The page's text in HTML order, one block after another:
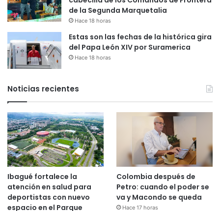
de la Segunda Marquetalia
Hace 18 horas
Estas son las fechas de la histórica gira
del Papa León XIV por Suramerica
Hace 18 horas
Noticias recientes
Ibagué fortalece la
atención en salud para
deportistas con nuevo
espacio en el Parque
Colombia después de
Petro: cuando el poder se
va y Macondo se queda
Hace 17 horas